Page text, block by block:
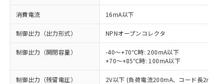
消費電流 16mA以下
制御出力（出力形式） NPNオープンコレクタ
制御出力（開閉容量）
-40～+70℃時: 200mA以下
+70～+85℃時: 100mA以下
制御出力（残留電圧） 2V以下 (負荷電流200mA、コード長2m